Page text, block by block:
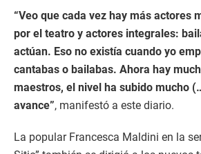
“Veo que cada vez hay más actores
por el teatro y actores integrales:
actúan. Eso no existía cuando yo
cantabas o bailabas. Ahora hay
maestros, el nivel ha subido mucho
avance”, manifestó a este diario.
La popular Francesca Maldini en la